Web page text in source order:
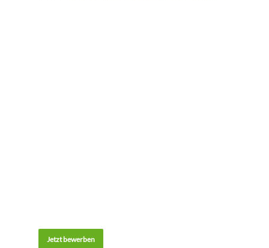
Jetzt bewerben